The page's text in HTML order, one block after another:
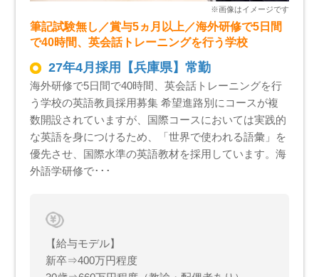
筆記試験無し／賞与5ヵ月以上／海外研修で5日間
で40時間、英会話トレーニングを行う学校
27年4月採用【兵庫県】常勤
海外研修で5日間で40時間、英会話トレーニングを行
う学校の英語教員採用募集 希望進路別にコースが複
数開設されていますが、国際コースにおいては実践的
な英語を身につけるため、「世界で使われる語彙」を
優先させ、国際水準の英語教材を採用しています。海
外語学研修で･･･
【給与モデル】
新卒⇒400万円程度